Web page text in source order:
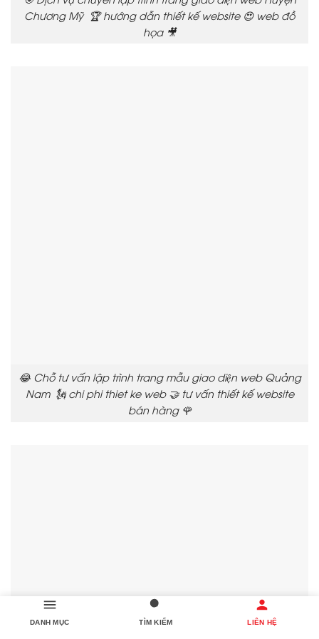
Chương Mỹ 🏆 hướng dẫn thiết kế website 😍 web đồ
họa 🎥
😂 Chỗ tư vấn lập trình trang mẫu giao diện web Quảng
Nam 🗽 chi phi thiet ke web 🤝 tư vấn thiết kế website
bán hàng 🌹
DANH MỤC TÌM KIẾM LIÊN HỆ